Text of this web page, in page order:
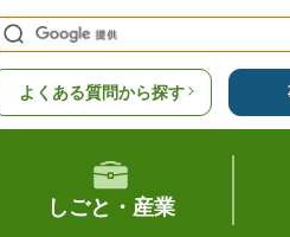
よくある質問から探す
しごと・産業